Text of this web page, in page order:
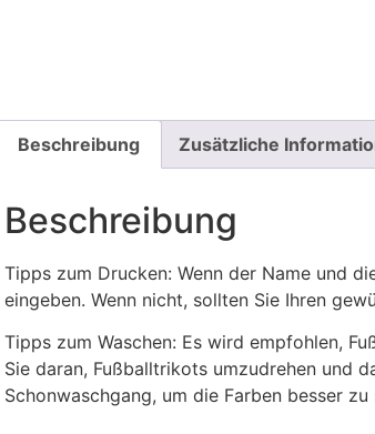
Beschreibung Zusätzliche
Beschreibung
Tipps zum Drucken: Wenn der Name und
eingeben. Wenn nicht, sollten Sie Ihren
Tipps zum Waschen: Es wird empfohlen,
Sie daran, Fußballtrikots umzudrehen und
Schonwaschgang, um die Farben besser zu